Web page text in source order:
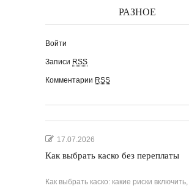
РАЗНОЕ
Войти
Записи RSS
Комментарии RSS
17.07.2026
Как выбрать каско без переплаты
Как выбрать каско: какие риски включить,